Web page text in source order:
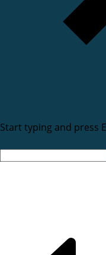
Start typing and press